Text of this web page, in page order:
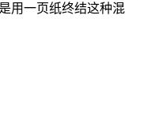
用一页纸终结这种混